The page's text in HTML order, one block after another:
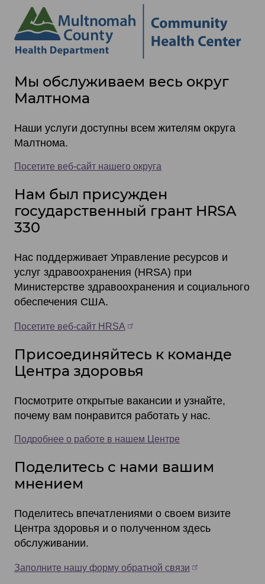
footer
Мы обслуживаем весь округ
Малтнома
Наши услуги доступны всем жителям округа
Малтнома.
Посетите веб-сайт нашего округа
Нам был присужден
государственный грант HRSA
330
Нас поддерживает Управление ресурсов и
услуг здравоохранения (HRSA) при
Министерстве здравоохранения и социального
обеспечения США.
Посетите веб-сайт HRSA
Присоединяйтесь к команде
Центра здоровья
Посмотрите открытые вакансии и узнайте,
почему вам понравится работать у нас.
Подробнее о работе в нашем Центре
Поделитесь с нами вашим
мнением
Поделитесь впечатлениями о своем визите
Центра здоровья и о полученном здесь
обслуживании.
Заполните нашу форму обратной связи